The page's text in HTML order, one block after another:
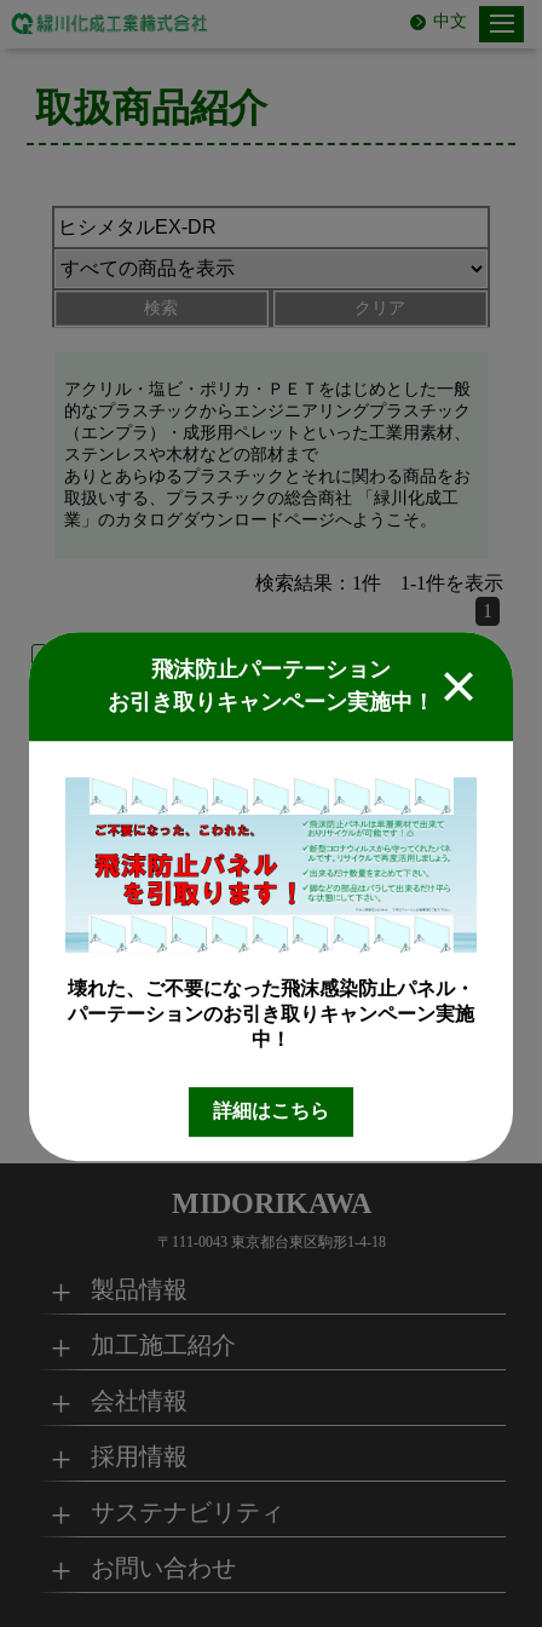
中文
飛沫防止パーテーション
お引き取りキャンペーン実施中！
壊れた、ご不要になった飛沫感染防止パネル・
パーテーションのお引き取りキャンペーン実施
中！
詳細はこちら
取扱商品紹介
検索 クリア
アクリル・塩ビ・ポリカ・ＰＥＴをはじめとした一般
的なプラスチックからエンジニアリングプラスチック
（エンプラ）・成形用ペレットといった工業用素材、
ステンレスや木材などの部材まで
ありとあらゆるプラスチックとそれに関わる商品をお
取扱いする、プラスチックの総合商社 「緑川化成工
業」のカタログダウンロードページへようこそ。
検索結果： 1件 1-1件を表示
1
建材
ヒシメタルEX-DR
※この製品は廃番となりま
した。代替品をご提案さ
せていただきます。
せ
MIDORIKAWA
〒111-0043 東京都台東区駒形1-4-18
製品情報
MKブランド製品 新商品紹介
取扱製品情報
SDSダウンロード
加工施工紹介
グループの総合力 乗り物
工場
会社情報
会社概要 経営理念
沿革
採用情報
マイナビ採用ページ
サステナビリティ
リサイクルへの取り組
SDGsへの取り組み
お問い合わせ